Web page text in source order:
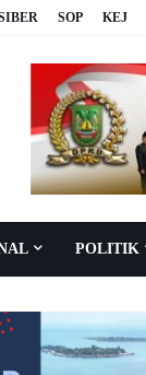
SOP KEJ
POLITIK